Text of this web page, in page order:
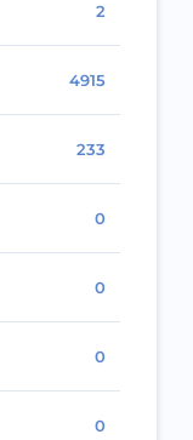
2
4915
233
0
0
0
0